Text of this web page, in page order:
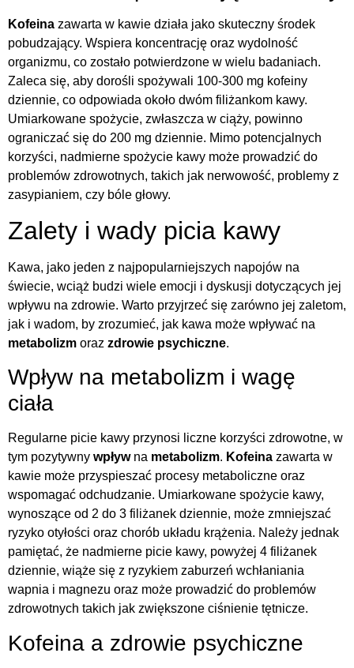
Kofeina zawarta w kawie działa jako skuteczny środek
pobudzający. Wspiera koncentrację oraz wydolność
organizmu, co zostało potwierdzone w wielu badaniach.
Zaleca się, aby dorośli spożywali 100-300 mg kofeiny
dziennie, co odpowiada około dwóm filiżankom kawy.
Umiarkowane spożycie, zwłaszcza w ciąży, powinno
ograniczać się do 200 mg dziennie. Mimo potencjalnych
korzyści, nadmierne spożycie kawy może prowadzić do
problemów zdrowotnych, takich jak nerwowość, problemy z
zasypianiem, czy bóle głowy.
Zalety i wady picia kawy
Kawa, jako jeden z najpopularniejszych napojów na
świecie, wciąż budzi wiele emocji i dyskusji dotyczących jej
wpływu na zdrowie. Warto przyjrzeć się zarówno jej zaletom,
jak i wadom, by zrozumieć, jak kawa może wpływać na
metabolizm oraz zdrowie psychiczne.
Wpływ na metabolizm i wagę
ciała
Regularne picie kawy przynosi liczne korzyści zdrowotne, w
tym pozytywny wpływna metabolizm. Kofeina zawarta w
kawie może przyspieszać procesy metaboliczne oraz
wspomagać odchudzanie. Umiarkowane spożycie kawy,
wynoszące od 2 do 3 filiżanek dziennie, może zmniejszać
ryzyko otyłości oraz chorób układu krążenia. Należy jednak
pamiętać, że nadmierne picie kawy, powyżej 4 filiżanek
dziennie, wiąże się z ryzykiem zaburzeń wchłaniania
wapnia i magnezu oraz może prowadzić do problemów
zdrowotnych takich jak zwiększone ciśnienie tętnicze.
Kofeina a zdrowie psychiczne